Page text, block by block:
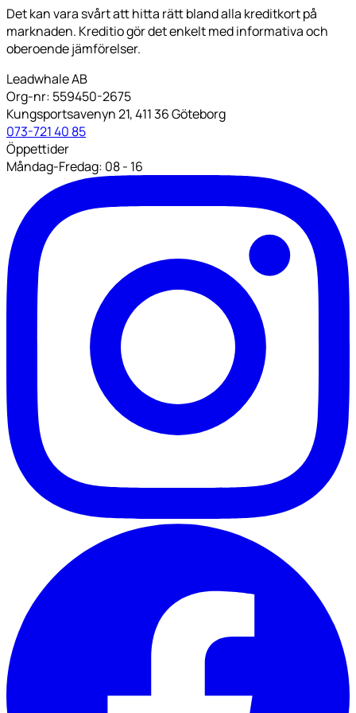
Det kan vara svårt att hitta rätt bland alla kreditkort på
marknaden. Kreditio gör det enkelt med informativa och
oberoende jämförelser.
Leadwhale AB
Org-nr: 559450-2675
Kungsportsavenyn 21, 411 36 Göteborg
073-721 40 85
Öppettider
Måndag-Fredag: 08 - 16